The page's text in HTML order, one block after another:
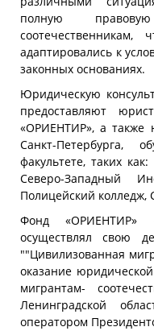
полную
адаптировались к
законных основаниях.
Юридическую
предоставляют
«ОРИЕНТИР», а также
Санкт-Петербурга,
факультете, таких
Северо-Западный
Полицейский
Фонд
осуществлял свою
""Цивилизованная
оказание
мигрантам-
Ленинградской
оператором